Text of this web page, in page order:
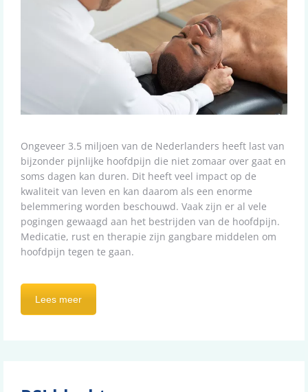
Ongeveer 3.5 miljoen van de Nederlanders heeft last van
bijzonder pijnlijke hoofdpijn die niet zomaar over gaat en
soms dagen kan duren. Dit heeft veel impact op de
kwaliteit van leven en kan daarom als een enorme
belemmering worden beschouwd. Vaak zijn er al vele
pogingen gewaagd aan het bestrijden van de hoofdpijn.
Medicatie, rust en therapie zijn gangbare middelen om
hoofdpijn tegen te gaan.
Lees meer